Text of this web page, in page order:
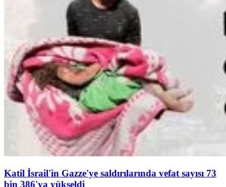
Katil İsrail'in Gazze'ye saldırılarında vefat sayısı 73
bin 386'ya yükseldi